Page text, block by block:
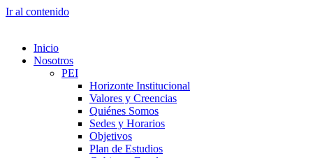
Ir al contenido
Inicio
Nosotros
PEI
Horizonte Institucional
Valores y Creencias
Quiénes Somos
Sedes y Horarios
Objetivos
Plan de Estudios